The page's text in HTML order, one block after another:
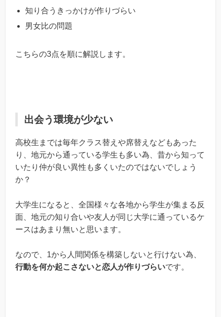
知り合うきっかけが作りづらい
男女比の問題
こちらの3点を順に解説します。
出会う環境が少ない
高校生までは毎年クラス替えや席替えなどもあった
り、地元から通っている学生も多い為、昔から知って
いたり仲が良い異性も多くいたのではないでしょう
か？
大学生になると、全国様々な各地から学生が集まる反
面、地元の知り合いや友人が同じ大学に通っているケ
ースはあまり無いと思います。
なので、1から人間関係を構築しないと行けない為、
行動を何か起こさないと恋人が作りづらいです。